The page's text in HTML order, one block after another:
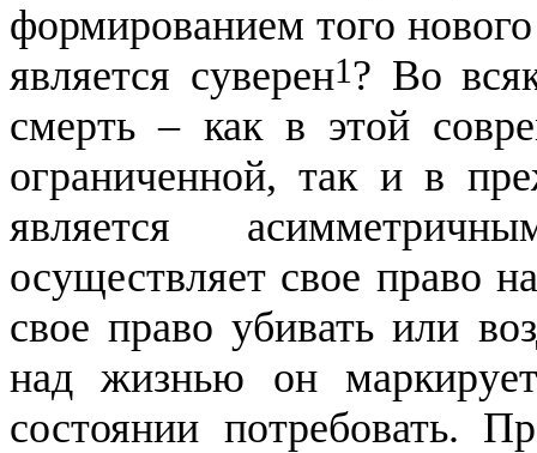
формированием того
является суверен1? Во
смерть – как в этой
ограниченной, так и в
является
осуществляет свое право
своеправо убивать или
над жизнью он
состоянии потребовать.